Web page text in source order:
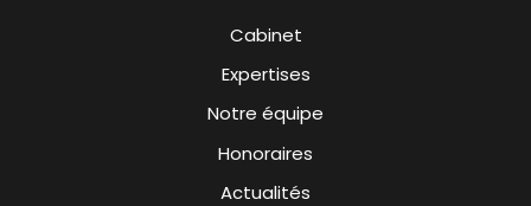
Cabinet
Expertises
Notre équipe
Honoraires
Actualités